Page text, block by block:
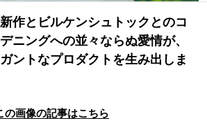
作とビルケンシュトックとのコ
ニングへの並々ならぬ愛情が、
ントなプロダクトを生み出しま
の画像の記事はこちら